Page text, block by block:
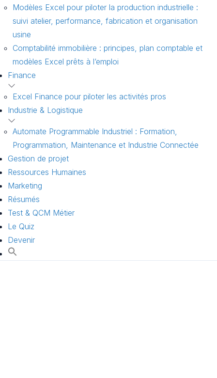
Modèles Excel pour piloter la production industrielle :
suivi atelier, performance, fabrication et organisation
usine
Comptabilité immobilière : principes, plan comptable et
modèles Excel prêts à l’emploi
Finance
Excel Finance pour piloter les activités pros
Industrie & Logistique
Automate Programmable Industriel : Formation,
Programmation, Maintenance et Industrie Connectée
Gestion de projet
Ressources Humaines
Marketing
Résumés
Test & QCM Métier
Le Quiz
Devenir